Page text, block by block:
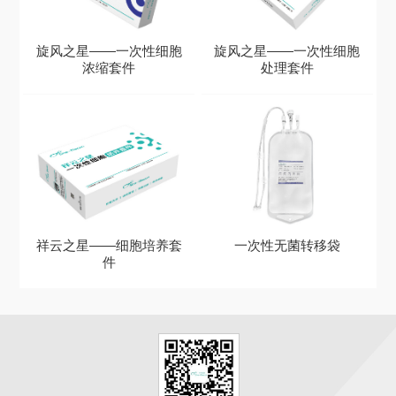
旋风之星——一次性细胞
浓缩套件
旋风之星——一次性细胞
处理套件
祥云之星——细胞培养套
件
一次性无菌转移袋